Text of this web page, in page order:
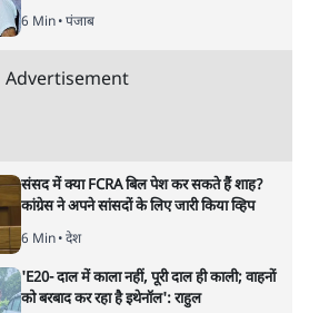
6 Min• पंजाब
Advertisement
संसद में क्या FCRA बिल पेश कर सकते हैं शाह?
कांग्रेस ने अपने सांसदों के लिए जारी किया व्हिप
6 Min• देश
'E20- दाल में काला नहीं, पूरी दाल ही काली; वाहनों
को बरबाद कर रहा है इथेनॉल': राहुल